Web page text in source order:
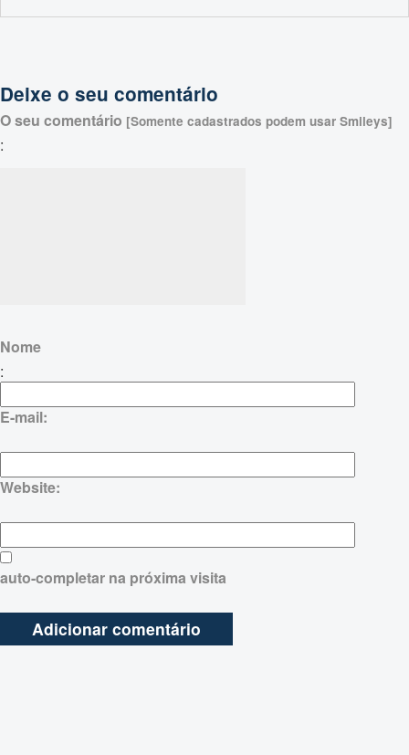
Deixe o seu comentário
O seu comentário [Somente cadastrados podem usar Smileys]
:
Nome
:
E-mail:
Website:
auto-completar na próxima visita